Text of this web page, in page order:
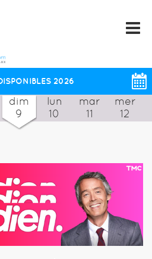
2026
dim
9
lun
10
mar
11
mer
12